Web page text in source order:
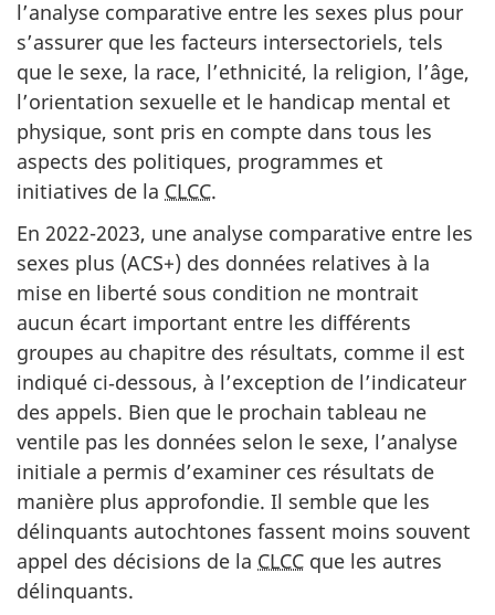
l’analyse comparative entre les sexes plus pour
s’assurer que les facteurs intersectoriels, tels
que le sexe, la race, l’ethnicité, la religion, l’âge,
l’orientation sexuelle et le handicap mental et
physique, sont pris en compte dans tous les
aspects des politiques, programmes et
initiatives de la CLCC.
En 2022-2023, une analyse comparative entre les
sexes plus (ACS+) des données relatives à la
mise en liberté sous condition ne montrait
aucun écart important entre les différents
groupes au chapitre des résultats, comme il est
indiqué ci‑dessous, à l’exception de l’indicateur
des appels. Bien que le prochain tableau ne
ventile pas les données selon le sexe, l’analyse
initiale a permis d’examiner ces résultats de
manière plus approfondie. Il semble que les
délinquants autochtones fassent moins souvent
appel des décisions de la CLCC que les autres
délinquants.